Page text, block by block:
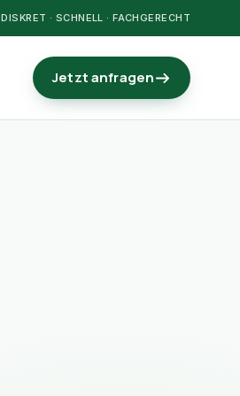
DISKRET · SCHNELL · FACHGERECHT
Jetzt anfragen